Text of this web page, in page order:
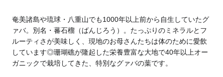
奄美諸島や琉球・八重山でも1000年以上前から自生していたグ
ァバ。別名・蕃石榴（ばんじろう）。 たっぷりのミネラルとフ
ルーティさが美味しく、現地のお母さんたちは体のために愛飲
しています◎珊瑚礁が隆起した栄養豊富な大地で40年以上オー
ガニックで栽培してきた、特別なグァバの葉です。